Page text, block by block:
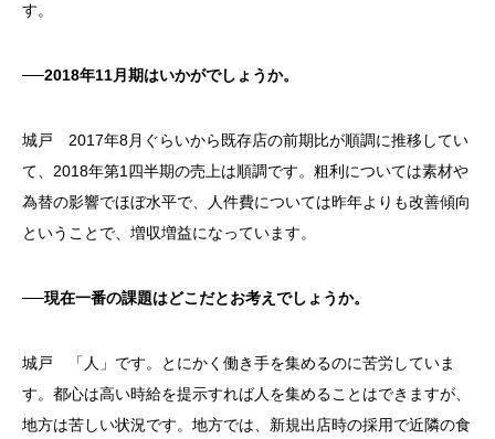
す。
──2018年11月期はいかがでしょうか。
城戸 2017年8月ぐらいから既存店の前期比が順調に推移してい
て、2018年第1四半期の売上は順調です。粗利については素材や
為替の影響でほぼ水平で、人件費については昨年よりも改善傾向
ということで、増収増益になっています。
──現在一番の課題はどこだとお考えでしょうか。
城戸 「人」です。とにかく働き手を集めるのに苦労していま
す。都心は高い時給を提示すれば人を集めることはできますが、
地方は苦しい状況です。地方では、新規出店時の採用で近隣の食